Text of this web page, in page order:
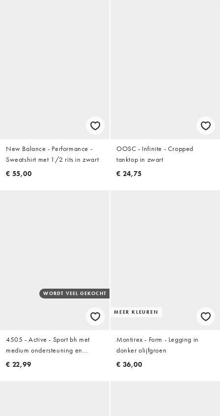
New Balance - Performance -
Sweatshirt met 1/2 rits in zwart
€ 55,00
OOSC - Infinite - Cropped
tanktop in zwart
€ 24,75
WORDT VEEL GEKOCHT
4505 - Active - Sport bh met
medium ondersteuning en
racerback in wit
€ 22,99
MEER KLEUREN
Montirex - Form - Legging in
donker olijfgroen
€ 36,00